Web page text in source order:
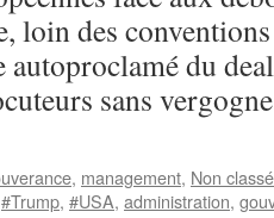
loin des
autoproclamé du
sans
, management, Non classé
#Trump, #USA, administration,